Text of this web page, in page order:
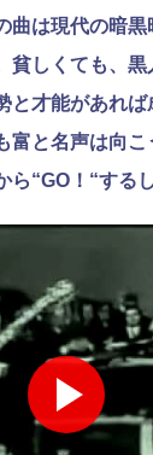
曲は現代の暗黒
貧しくても、黒
と才能があれ
富と名声は向こ
ら“GO！“する